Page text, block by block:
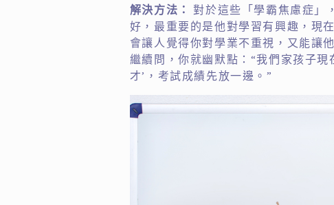
解決方法： 對於這些「學霸焦慮症」
好，最重要的是他對學習有興趣，現
會讓人覺得你對學業不重視，又能讓
繼續問，你就幽默點：“我們家孩子現
才’，考試成績先放一邊。”